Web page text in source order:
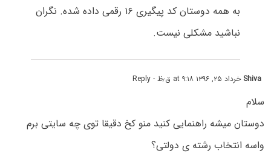
به همه دوستان کد پیگیری ۱۶ رقمی داده شده. نگران
نباشید مشکلی نیست.
Shiva خرداد ۲۵, ۱۳۹۶ at ۹:۱۸ ق٫ظ - Reply
سلام
دوستان میشه راهنمایی کنید منو کخ دقیقا توی چه سایتی برم
واسه انتخاب رشته ی دولتی؟